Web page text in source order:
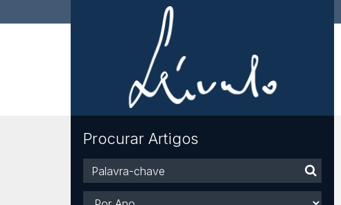
Procurar Artigos
Palavra-
chave
Ano